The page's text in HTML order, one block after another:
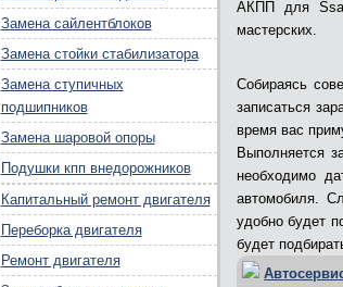
АКПП для
мастерских.
Собираясь
записаться
время вас
Выполняется
необходимо
автомобиля.
удобно будет
будет
Замена сайлентблоков
Замена стойки стабилизатора
Замена ступичных
подшипников
Замена шаровой опоры
Подушки кпп внедорожников
Капитальный ремонт двигателя
Переборка двигателя
Ремонт двигателя